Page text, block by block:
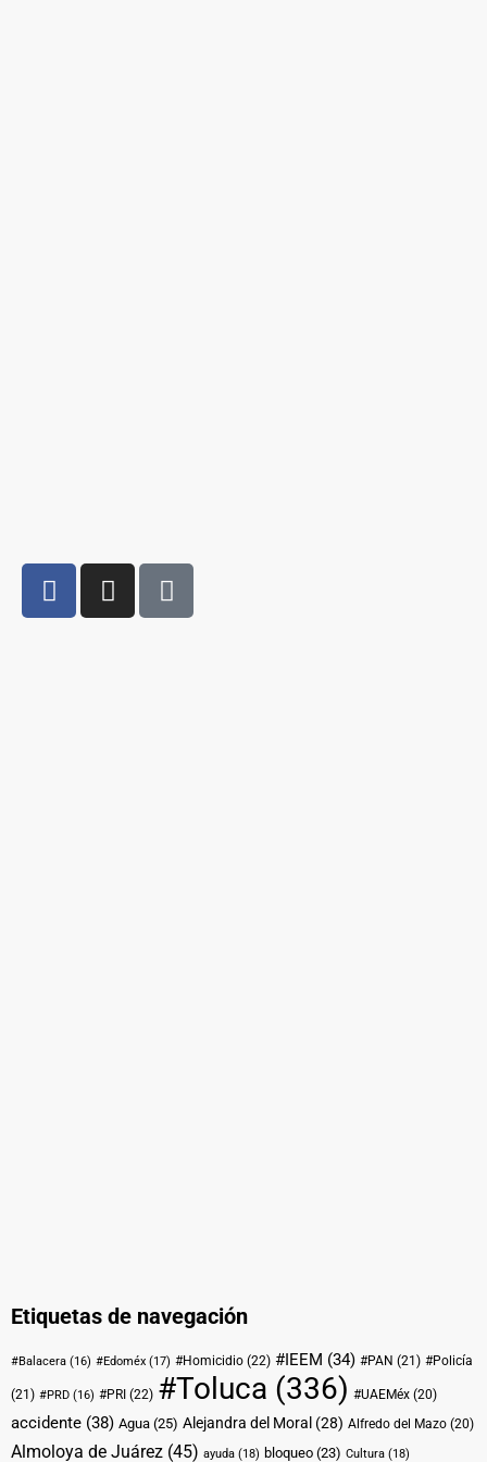
Etiquetas de navegación
#Balacera (16) #Edoméx (17) #Homicidio (22) #IEEM (34) #PAN (21) #Policía
(21) #PRD (16) #PRI (22) #Toluca (336) #UAEMéx (20)
accidente (38) Agua (25) Alejandra del Moral (28) Alfredo del Mazo (20)
Almoloya de Juárez (45) ayuda (18) bloqueo (23) Cultura (18)